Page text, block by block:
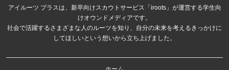
アイルーツ プラスは、新卒向けスカウトサービス「iroots」が運営する学生向
けオウンドメディアです。
社会で活躍するさまざまな人のルーツを知り、自分の未来を考えるきっかけに
してほしいという想いから立ち上げました。